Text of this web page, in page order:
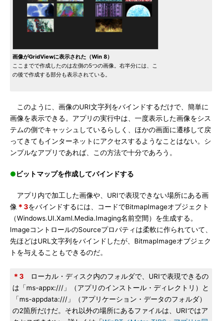
画像がGridViewに表示された（Win 8）
ここまでで作成したのは左側の5つの画像。右半分には、こ
の後で作成する部分も表示されている。
このように、画像のURI文字列をバインドするだけで、簡単に
画像を表示できる。アプリの実行中は、一度表示した画像をシス
テムの側でキャッシュしているらしく、ほかの画面に遷移して戻
ってきてもインターネットにアクセスするようなことはない。シ
ンプルなアプリであれば、この方法で十分であろう。
●ビットマップを作成してバインドする
アプリ内で加工した画像や、URIで表現できない場所にある画
像 ＊3をバインドするには、コードでBitmapImageオブジェクト
（Windows.UI.Xaml.Media.Imaging名前空間）を生成する。
ImageコントロールのSourceプロパティは柔軟に作られていて、
先ほどはURL文字列をバインドしたが、BitmapImageオブジェク
トを与えることもできるのだ。
＊3 ローカル・ディスク内のフォルダで、URIで表現できるの
は「ms-appx:///」（アプリのインストール・ディレクトリ）と
「ms-appdata:///」（アプリケーション・データのフォルダ）
の2箇所だけだ。それ以外の場所にあるファイルは、URIではア